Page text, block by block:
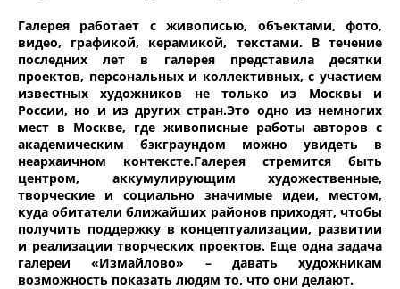
Галерея работает с живописью, объектами, фото,
видео, графикой, керамикой, текстами. В течение
последних лет в галерея представила десятки
проектов, персональных и коллективных, с участием
известных художников не только из Москвы и
России, но и из других стран.Это одно из немногих
мест в Москве, где живописные работы авторов с
академическим бэкграундом можно увидеть в
неархаичном контексте.Галерея стремится быть
центром, аккумулирующим художественные,
творческие и социально значимые идеи, местом,
куда обитатели ближайших районов приходят, чтобы
получить поддержку в концептуализации, развитии
и реализации творческих проектов. Еще одна задача
галереи «Измайлово» – давать художникам
возможность показать людям то, что они делают.